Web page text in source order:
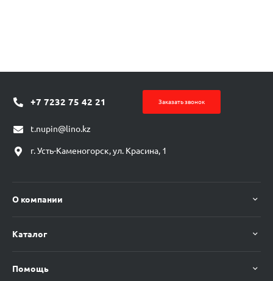
+7 7232 75 42 21 Заказать звонок
t.nupin@lino.kz
г. Усть-Каменогорск, ул. Красина, 1
О компании
Каталог
Помощь